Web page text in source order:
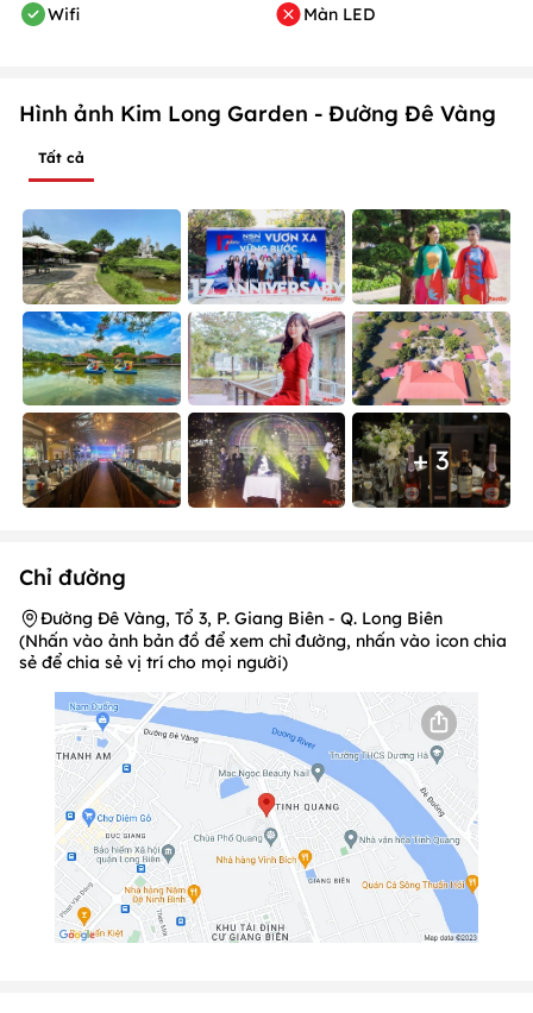
Wifi Màn LED
Hình ảnh Kim Long Garden - Đường Đê Vàng
Tất cả
+ 3
Chỉ đường
Đường Đê Vàng, Tổ 3, P. Giang Biên - Q. Long Biên
(Nhấn vào ảnh bản đồ để xem chỉ đường, nhấn vào icon chia
sẻ để chia sẻ vị trí cho mọi người)